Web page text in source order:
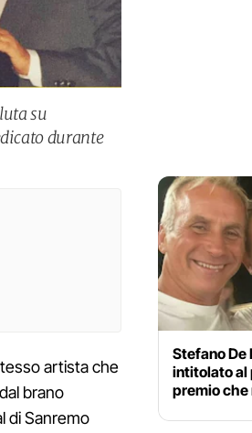
su
durante
artista che
brano
di Sanremo
Stefano
intitolato al
premio che